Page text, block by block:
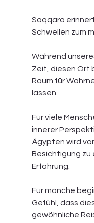
Saqqara
Schwellen zum
Während
Zeit, diesen Ort
Raum für
lassen.
Für viele
innerer
Ägypten wird
Besichtigung zu
Erfahrung.
Für manche
Gefühl, dass
gewöhnliche